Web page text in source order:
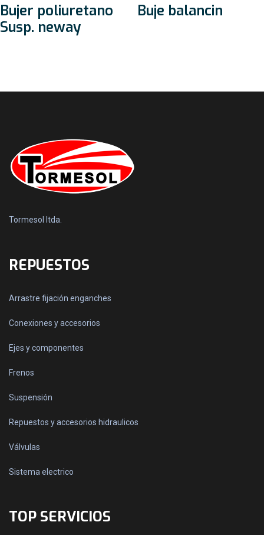
Bujer poliuretano
Susp. neway
Buje balancin
Tormesol ltda.
REPUESTOS
Arrastre fijación enganches
Conexiones y accesorios
Ejes y componentes
Frenos
Suspensión
Repuestos y accesorios hidraulicos
Válvulas
Sistema electrico
TOP SERVICIOS